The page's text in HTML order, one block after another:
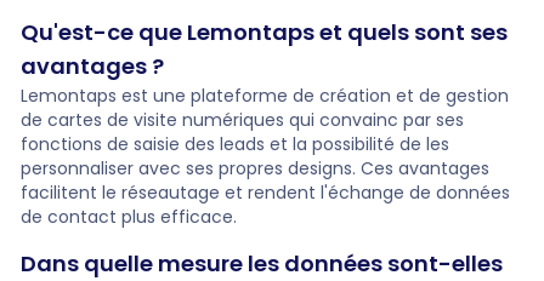
Qu'est-ce que Lemontaps et quels sont ses
avantages ?
Lemontaps est une plateforme de création et de gestion
de cartes de visite numériques qui convainc par ses
fonctions de saisie des leads et la possibilité de les
personnaliser avec ses propres designs. Ces avantages
facilitent le réseautage et rendent l'échange de données
de contact plus efficace.
Dans quelle mesure les données sont-elles